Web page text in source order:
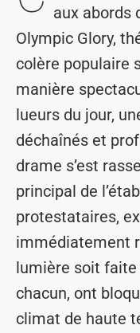
aux abords
Olympic Glory,
colère populaire
manière
lueurs du jour,
déchaînés et
drame s’est
principal de
protestataires,
immédiatement
lumière soit
chacun, ont
climat de haute